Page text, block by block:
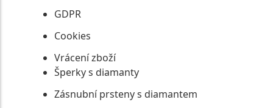
GDPR
Cookies
Vrácení zboží
Šperky s diamanty
Zásnubní prsteny s diamantem